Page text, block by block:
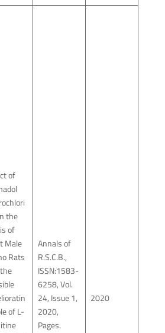
2020
Annals of
R.S.C.B.,
ISSN:1583-
6258, Vol.
24, Issue 1,
2020,
Pages.
of
the
of
Male
Rats
of L-